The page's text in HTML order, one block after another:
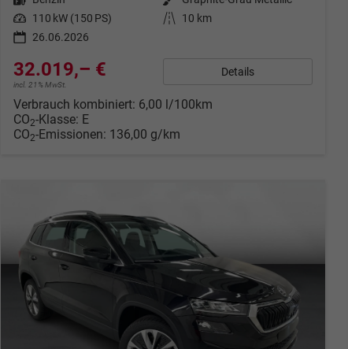
Leistung 110 kW (150 PS) Kilometerstand
10 km
26.06.2026
32.019,– €
incl. 21% MwSt.
Details
Verbrauch kombiniert: 6,00 l/100km
CO2-Klasse: E
CO2-Emissionen: 136,00 g/km